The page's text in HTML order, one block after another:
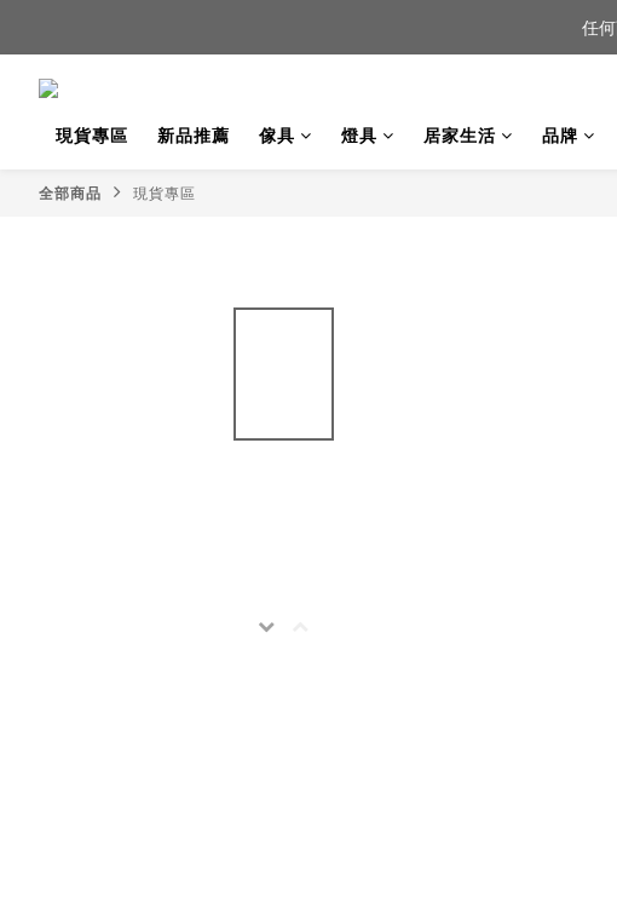
新品到貨｜
任
現貨專區 新品推薦 傢具 燈具 居家生活 品牌
全部商品 現貨專區